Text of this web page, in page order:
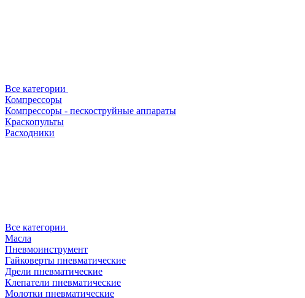
Все категории
Компрессоры
Компрессоры - пескоструйные аппараты
Краскопульты
Расходники
Все категории
Масла
Пневмоинструмент
Гайковерты пневматические
Дрели пневматические
Клепатели пневматические
Молотки пневматические